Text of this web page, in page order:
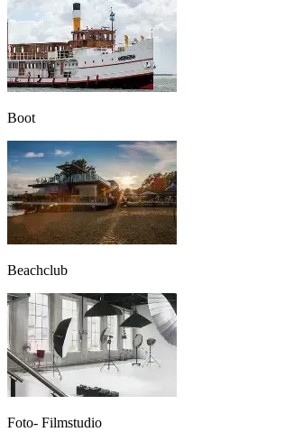
Boot
Beachclub
Foto- Filmstudio